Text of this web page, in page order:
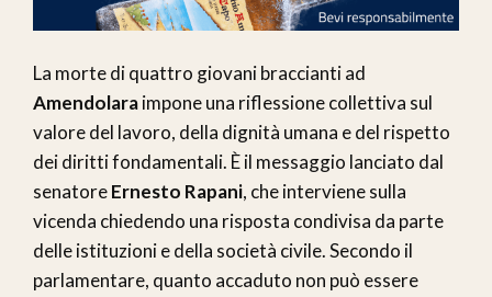
La morte di quattro giovani braccianti ad
Amendolaraimpone una riflessione collettiva sul
valore del lavoro, della dignità umana e del rispetto
dei diritti fondamentali. È il messaggio lanciato dal
senatoreErnesto Rapani, che interviene sulla
vicenda chiedendo una risposta condivisa da parte
delle istituzioni e della società civile. Secondo il
parlamentare, quanto accaduto non può essere